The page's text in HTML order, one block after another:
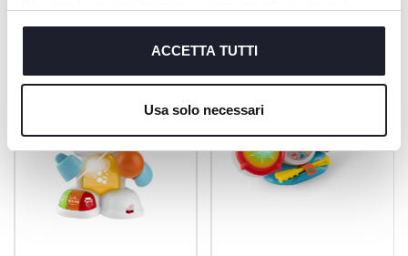
cookie tecnici, indispensabili per fruire del servizio
ACCETTA TUTTI
Usa solo necessari
INTERESSARTI